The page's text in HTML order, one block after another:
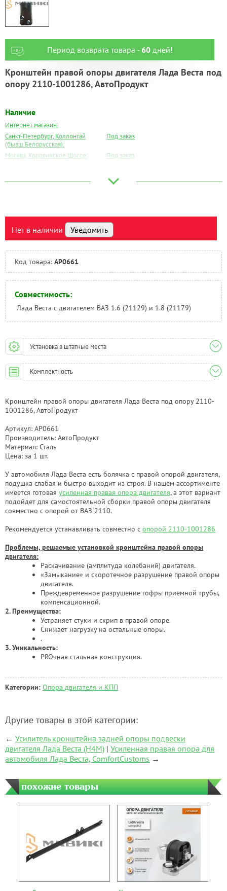
Период возврата товара - 60дней!
Кронштейн правой опоры двигателя Лада Веста под
опору 2110-1001286, АвтоПродукт
Наличие
Интернет магазин:
Санкт-Петербург, Коллонтай
(бывш.Белорусская):
Под заказ
Москва, Коровинское Шоссе:
Под заказ
Под заказ
Под заказ
Тюмень:
Под заказ
Нет в наличии Уведомить
Код товара: АР0661
Совместимость:
Лада Веста с двигателем ВАЗ 1.6 (21129) и 1.8 (21179)
Установка в штатные места
Комплектность
Кронштейн правой опоры двигателя Лада Веста под опору 2110-
1001286, АвтоПродукт
Артикул: АР0661
Производитель: АвтоПродукт
Материал: Сталь
Цена: за 1 шт.
У автомобиля Лада Веста есть болячка с правой опорой двигателя,
подушка слабая и быстро выходит из строя. В нашем ассортименте
имеется готовая усиленная правая опора двигателя, а этот вариант
подойдет для самостоятельной сборки правой опоры двигателя
совместно с опорой от ВАЗ 2110.
Рекомендуется устанавливать совместно с опорой 2110-1001286
Проблемы, решаемые установкой кронштейна правой опоры
двигателя:
Раскачивание (амплитуда колебаний) двигателя.
«Замыкание» и скоротечное разрушение правой опоры
двигателя.
Преждевременное разрушение гофры приёмной трубы,
компенсационной.
2. Преимущества:
Устраняет стуки и скрип в правой опоре.
Снижает нагрузку на остальные опоры.
.
3. Уникальность:
PROчная стальная конструкция.
Категории: Опора двигателя и КПП
Другие товары в этой категории:
← Усилитель кронштейна задней опоры подвески
двигателя Лада Веста (H4M) | Усиленная правая опора для
автомобиля Лада Веста, ComfortCustoms →
похожие товары